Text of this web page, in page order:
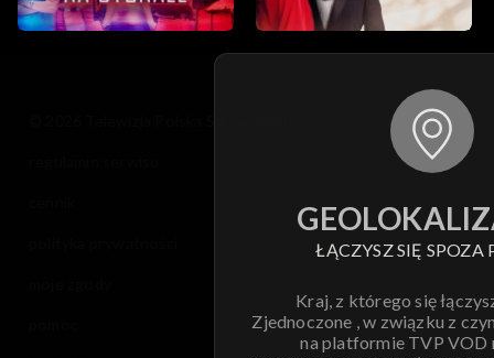
ŁĄCZYSZ SIĘ SPOZA
Kraj, z którego się
Zjednoczone , w związku z
na platformie TVP VOD